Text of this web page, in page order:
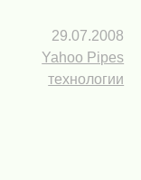
29.07.2008
Yahoo Pipes
технологии